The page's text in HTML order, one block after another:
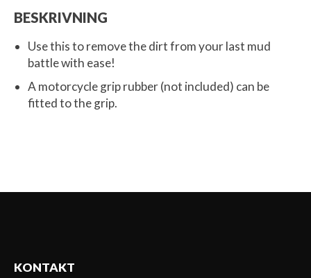
BESKRIVNING
Use this to remove the dirt from your last mud
battle with ease!
A motorcycle grip rubber (not included) can be
fitted to the grip.
KONTAKT